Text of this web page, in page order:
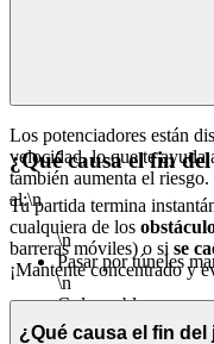
Los potenciadores están
velocidad, lo que te ayuda
también aumenta el
al:\n
\n
Pasar por túneles
\n
Golpear bloques o
presenten un icono
¿Qué causa el fin
Tu partida termina
cualquiera de los
barreras móviles) o si se
¡Mantente concentrado y
¿Qué causa el fin del